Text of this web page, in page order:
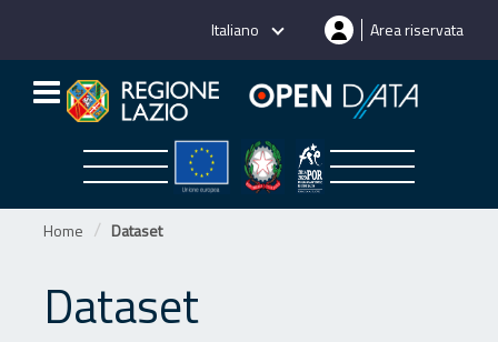
Italiano Area riservata
Home Dataset
Dataset